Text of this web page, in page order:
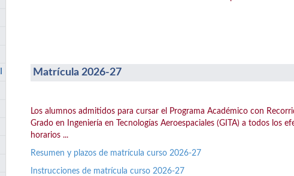
Matrícula 2026-27
Los alumnos admitidos para cursar el Programa Académico con
Grado en Ingeniería en Tecnologías Aeroespaciales (GITA) a todos los
horarios ...
Resumen y plazos de matrícula curso 2026-27
Instrucciones de matrícula curso 2026-27